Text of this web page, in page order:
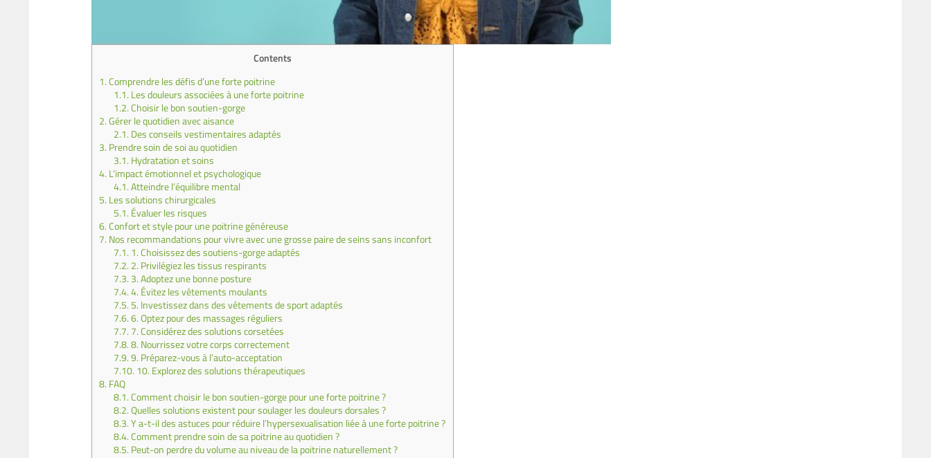
Contents
1.Comprendre les défis d’une forte poitrine
1.1. Les douleurs associées à une forte poitrine
1.2.Choisir le bon soutien-gorge
2.Gérer le quotidien avec aisance
2.1. Des conseils vestimentaires adaptés
3. Prendre soin de soi au quotidien
3.1. Hydratation et soins
4. L’impact émotionnel et psychologique
4.1.Atteindre l’équilibre mental
5. Les solutions chirurgicales
5.1. Évaluer les risques
6.Confort et style pour une poitrine généreuse
7. Nos recommandations pour vivre avec une grosse paire de seins sans inconfort
7.1. 1. Choisissez des soutiens-gorge adaptés
7.2. 2. Privilégiez les tissus respirants
7.3. 3. Adoptez une bonne posture
7.4.4. Évitez les vêtements moulants
7.5. 5. Investissez dans des vêtements de sport adaptés
7.6.6. Optez pour des massages réguliers
7.7. 7. Considérez des solutions corsetées
7.8.8. Nourrissez votre corps correctement
7.9.9. Préparez-vous à l’auto-acceptation
7.10. 10. Explorez des solutions thérapeutiques
8. FAQ
8.1.Comment choisir le bon soutien-gorge pour une forte poitrine ?
8.2.Quelles solutions existent pour soulager les douleurs dorsales ?
8.3.Y a-t-il des astuces pour réduire l’hypersexualisation liée à une forte poitrine ?
8.4.Comment prendre soin de sa poitrine au quotidien ?
8.5. Peut-on perdre du volume au niveau de la poitrine naturellement ?